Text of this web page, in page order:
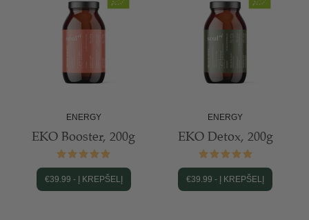
ENERGY
EKO Booster, 200g
€39.99 - Į KREPŠELĮ
ENERGY
EKO Detox, 200g
€39.99 - Į KREPŠELĮ